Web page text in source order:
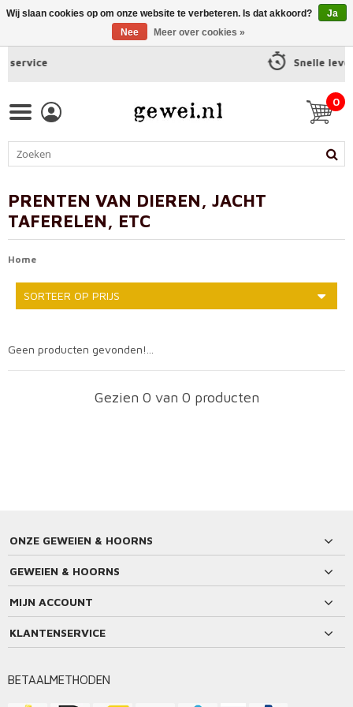
Snelle levering
0
PRENTEN VAN DIEREN, JACHT
TAFERELEN, ETC
Home
SORTEER OP PRIJS
Geen producten gevonden!...
Gezien 0 van 0 producten
ONZE GEWEIEN & HOORNS
GEWEIEN & HOORNS
MIJN ACCOUNT
KLANTENSERVICE
BETAALMETHODEN
Wij slaan cookies op om onze website te verbeteren. Is dat akkoord?
Ja
Nee
Meer over cookies »